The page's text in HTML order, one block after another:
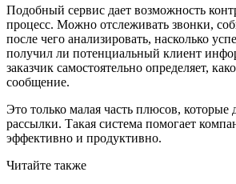
Подобный сервис дает возможность
процесс. Можно отслеживать звонки,
после чего анализировать, насколько
получил ли потенциальный клиент
заказчик самостоятельно определяет,
сообщение.
Это только малая часть плюсов,
рассылки. Такая система помогает
эффективно и продуктивно.
Читайте также